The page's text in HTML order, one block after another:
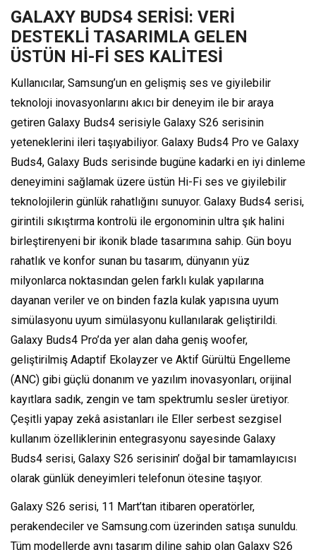
GALAXY BUDS4 SERİSİ: VERİ
DESTEKLİ TASARIMLA GELEN
ÜSTÜN Hİ-Fİ SES KALİTESİ
Kullanıcılar, Samsung’un en gelişmiş ses ve giyilebilir
teknoloji inovasyonlarını akıcı bir deneyim ile bir araya
getiren Galaxy Buds4 serisiyle Galaxy S26 serisinin
yeteneklerini ileri taşıyabiliyor. Galaxy Buds4 Pro ve Galaxy
Buds4, Galaxy Buds serisinde bugüne kadarki en iyi dinleme
deneyimini sağlamak üzere üstün Hi-Fi ses ve giyilebilir
teknolojilerin günlük rahatlığını sunuyor. Galaxy Buds4 serisi,
girintili sıkıştırma kontrolü ile ergonominin ultra şık halini
birleştirenyeni bir ikonik blade tasarımına sahip. Gün boyu
rahatlık ve konfor sunan bu tasarım, dünyanın yüz
milyonlarca noktasından gelen farklı kulak yapılarına
dayanan veriler ve on binden fazla kulak yapısına uyum
simülasyonu uyum simülasyonu kullanılarak geliştirildi.
Galaxy Buds4 Pro’da yer alan daha geniş woofer,
geliştirilmiş Adaptif Ekolayzer ve Aktif Gürültü Engelleme
(ANC) gibi güçlü donanım ve yazılım inovasyonları, orijinal
kayıtlara sadık, zengin ve tam spektrumlu sesler üretiyor.
Çeşitli yapay zekâ asistanları ile Eller serbest sezgisel
kullanım özelliklerinin entegrasyonu sayesinde Galaxy
Buds4 serisi, Galaxy S26 serisinin’ doğal bir tamamlayıcısı
olarak günlük deneyimleri telefonun ötesine taşıyor.
Galaxy S26 serisi, 11 Mart’tan itibaren operatörler,
perakendeciler ve Samsung.com üzerinden satışa sunuldu.
Tüm modellerde aynı tasarım diline sahip olan Galaxy S26